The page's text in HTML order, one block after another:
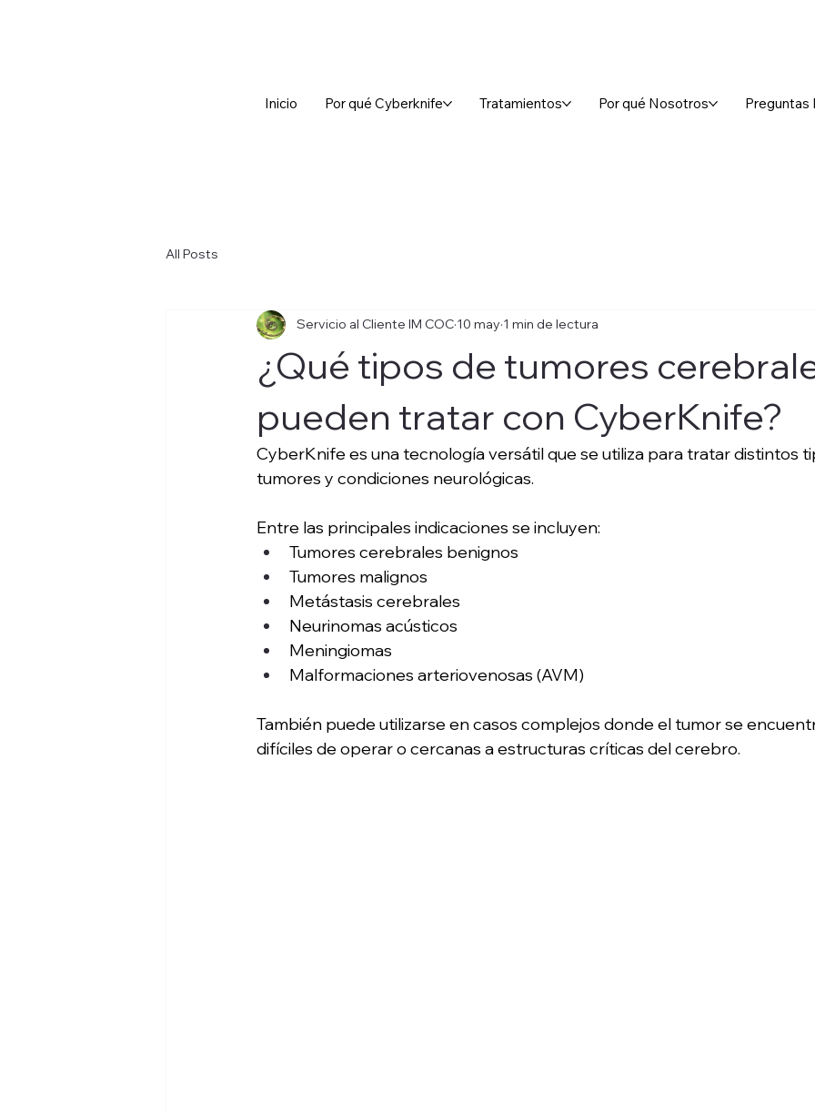
Inicio Por qué Cyberknife Tratamientos Por qué Nosotros Preguntas
All Posts
¿Qué tipos de tumores
pueden tratar con CyberKnife?
Servicio al Cliente IM COC 10 may 1 min de lectura
CyberKnife es una tecnología versátil que se utiliza para tratar distintos
tumores y condiciones neurológicas.
Entre las principales indicaciones se incluyen:
Tumores cerebrales benignos
Tumores malignos
Metástasis cerebrales
Neurinomas acústicos
Meningiomas
Malformaciones arteriovenosas (AVM)
También puede utilizarse en casos complejos donde el tumor se
difíciles de operar o cercanas a estructuras críticas del cerebro.